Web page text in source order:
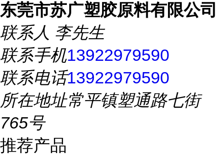
东莞市苏广塑胶原料有限公司
联系人 李先生
联系手机13922979590
联系电话13922979590
所在地址常平镇塑通路七街
765号
推荐产品